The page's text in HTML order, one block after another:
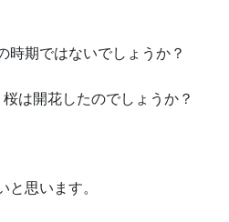
時期ではないでしょうか？
は開花したのでしょうか？
思います。